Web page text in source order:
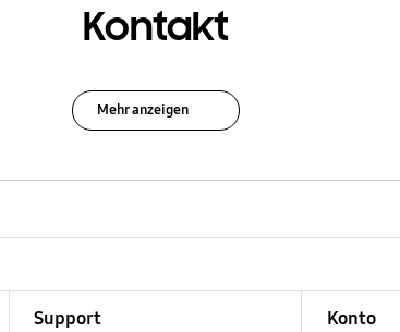
Kontakt
Mehr anzeigen
Support Konto